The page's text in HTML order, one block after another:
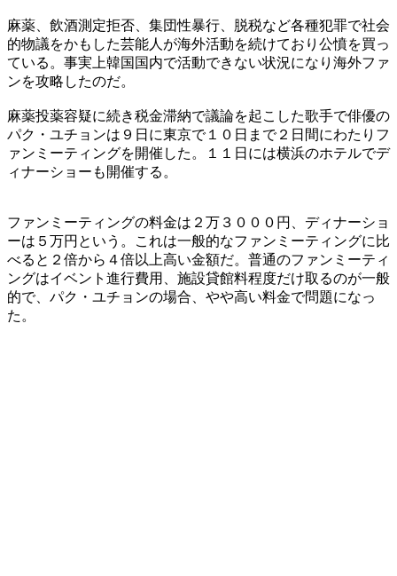
麻薬、飲酒測定拒否、集団性暴行、脱税など各種犯罪で社会
的物議をかもした芸能人が海外活動を続けており公憤を買っ
ている。事実上韓国国内で活動できない状況になり海外ファ
ンを攻略したのだ。
麻薬投薬容疑に続き税金滞納で議論を起こした歌手で俳優の
パク・ユチョンは９日に東京で１０日まで２日間にわたりフ
ァンミーティングを開催した。１１日には横浜のホテルでデ
ィナーショーも開催する。
ファンミーティングの料金は２万３０００円、ディナーショ
ーは５万円という。これは一般的なファンミーティングに比
べると２倍から４倍以上高い金額だ。普通のファンミーティ
ングはイベント進行費用、施設貸館料程度だけ取るのが一般
的で、パク・ユチョンの場合、やや高い料金で問題になっ
た。